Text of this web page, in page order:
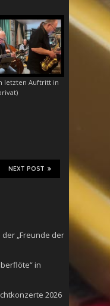
letzten Auftritt in
NEXT POST
„Freunde der
in
2026